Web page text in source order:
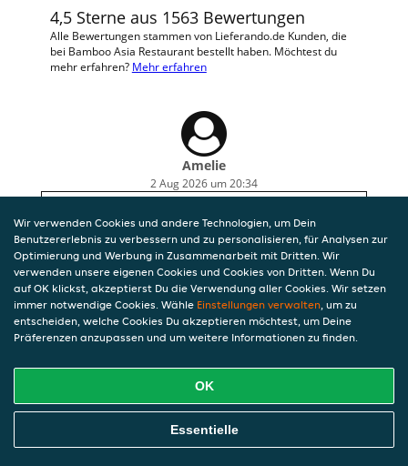
4,5 Sterne aus 1563 Bewertungen
Alle Bewertungen stammen von Lieferando.de Kunden, die
bei Bamboo Asia Restaurant bestellt haben. Möchtest du
mehr erfahren? Mehr erfahren
Amelie
2 Aug 2026 um 20:34
trotz vielem Geld. Zu 9 Essen kamen 3 Stäbchen
und 4 Glückskekse. Im vegetarischen Essen waren
Fleisch-Stückchen enthalten und die Ente war
teilweise sehr trocken und hat alt geschmeckt.
Wir verwenden Cookies und andere Technologien, um Dein
Benutzererlebnis zu verbessern und zu personalisieren, für Analysen zur
Optimierung und Werbung in Zusammenarbeit mit Dritten. Wir
verwenden unsere eigenen Cookies und Cookies von Dritten. Wenn Du
auf OK klickst, akzeptierst Du die Verwendung aller Cookies. Wir setzen
immer notwendige Cookies. Wähle Einstellungen verwalten, um zu
entscheiden, welche Cookies Du akzeptieren möchtest, um Deine
Präferenzen anzupassen und um weitere Informationen zu finden.
OK
Essentielle